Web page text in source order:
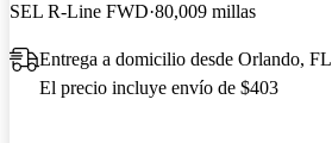
SEL R-Line FWD 80,009 millas
Entrega a domicilio desde Orlando, FL
El precio incluye envío de $403